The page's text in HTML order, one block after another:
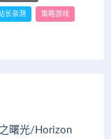
长亲测 策略游戏
曙光/Horizon